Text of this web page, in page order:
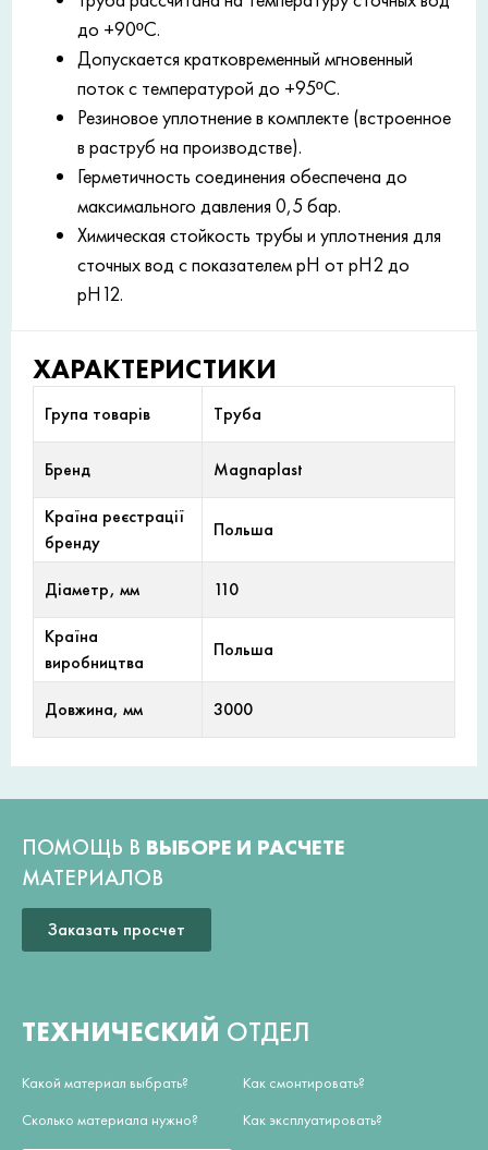
до +90ºC.
Допускается кратковременный мгновенный
поток с температурой до +95ºC.
Резиновое уплотнение в комплекте (встроенное
в раструб на производстве).
Герметичность соединения обеспечена до
максимального давления 0,5 бар.
Химическая стойкость трубы и уплотнения для
сточных вод с показателем рН от рН2 до
рН12.
ХАРАКТЕРИСТИКИ
Група товарів Труба
Бренд Magnaplast
Країна реєстрації
бренду
Польша
Діаметр, мм 110
Країна
виробництва
Польша
Довжина, мм 3000
ПОМОЩЬ В ВЫБОРЕ И РАСЧЕТЕ
МАТЕРИАЛОВ
Заказать просчет
ТЕХНИЧЕСКИЙ ОТДЕЛ
Какой материал выбрать?
Сколько материала нужно?
Как смонтировать?
Как эксплуатировать?